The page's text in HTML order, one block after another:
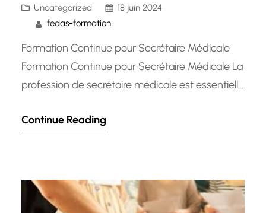
Uncategorized
18 juin 2024
fedas-formation
Formation Continue pour Secrétaire Médicale
Formation Continue pour Secrétaire Médicale La
profession de secrétaire médicale est essentielle
de santé. En tant que pivot central entre les
jouent un rôle crucial dans la coordination des
activités administratives…
Continue Reading